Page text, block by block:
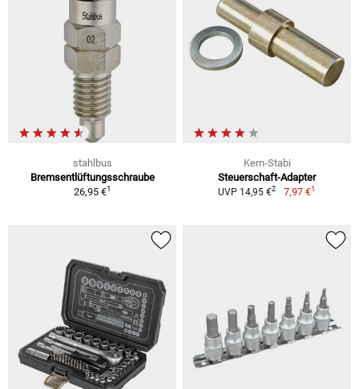
stahlbus
Bremsentlüftungsschraube
26,95 €1
Kern-Stabi
Steuerschaft-Adapter
UVP 14,95 €2 7,97 €1